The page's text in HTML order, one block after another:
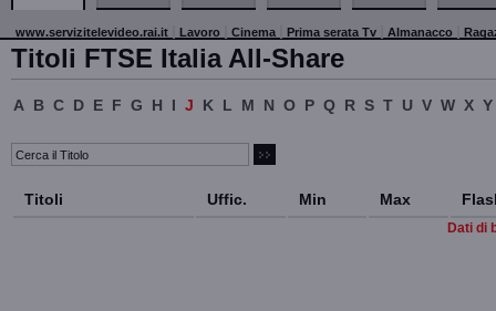
www.servizitelevideo.rai.it Lavoro Cinema Prima serata Tv Almanacco
Titoli FTSE Italia All-Share
A B C D E F G H I J K L M N O P Q R S T U V W X Y
Titoli Uffic. Min Max
Dati di